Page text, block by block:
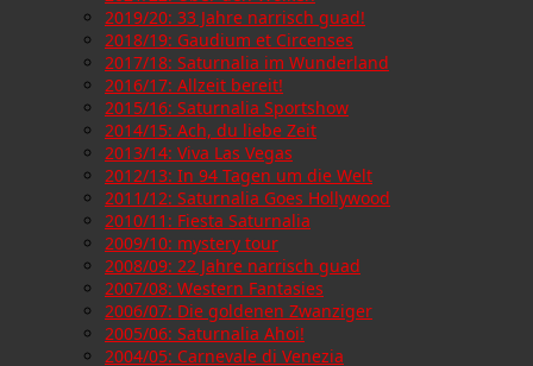
2019/20: 33 Jahre narrisch guad!
2018/19: Gaudium et Circenses
2017/18: Saturnalia im Wunderland
2016/17: Allzeit bereit!
2015/16: Saturnalia Sportshow
2014/15: Ach, du liebe Zeit
2013/14: Viva Las Vegas
2012/13: In 94 Tagen um die Welt
2011/12: Saturnalia Goes Hollywood
2010/11: Fiesta Saturnalia
2009/10: mystery tour
2008/09: 22 Jahre narrisch guad
2007/08: Western Fantasies
2006/07: Die goldenen Zwanziger
2005/06: Saturnalia Ahoi!
2004/05: Carnevale di Venezia